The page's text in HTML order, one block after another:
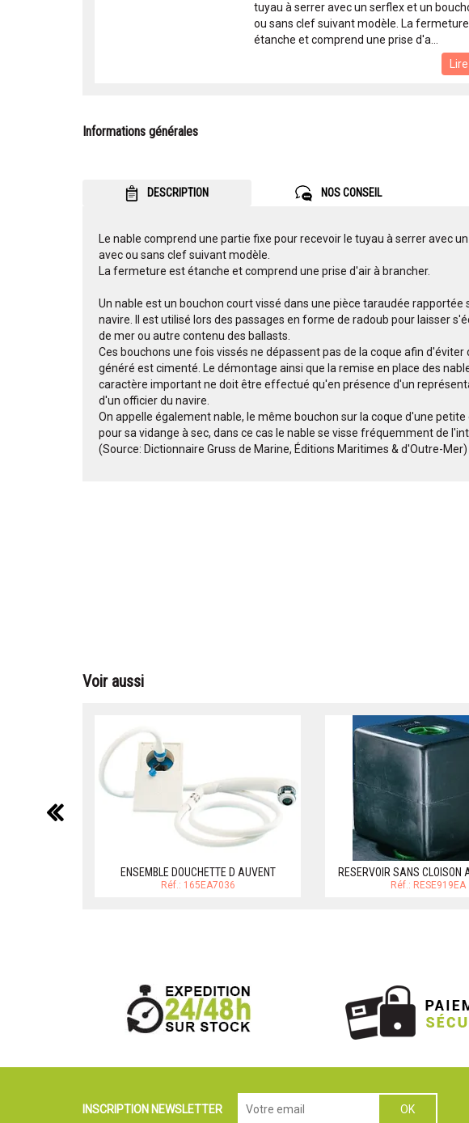
tuyau à serrer avec un serflex et un
ou sans clef suivant modèle. La
étanche et comprend une prise d'a...
Informations générales
DESCRIPTION NOS CONSEIL
Le nable comprend une partie fixe pour recevoir le tuyau à serrer avec
avec ou sans clef suivant modèle.
La fermeture est étanche et comprend une prise d'air à brancher.
Un nable est un bouchon court vissé dans une pièce taraudée rapportée
navire. Il est utilisé lors des passages en forme de radoub pour laisser
de mer ou autre contenu des ballasts.
Ces bouchons une fois vissés ne dépassent pas de la coque afin d'éviter
généré est cimenté. Le démontage ainsi que la remise en place des
caractère important ne doit être effectué qu'en présence d'un
d'un officier du navire.
On appelle également nable, le même bouchon sur la coque d'une
pour sa vidange à sec, dans ce cas le nable se visse fréquemment de
(Source: Dictionnaire Gruss de Marine, Éditions Maritimes & d'Outre-Mer)
Voir aussi
ENSEMBLE DOUCHETTE D AUVENT
Réf.: 165EA7036
RESERVOIR SANS CLOISON
Réf.: RESE919EA
précédent
INSCRIPTION NEWSLETTER